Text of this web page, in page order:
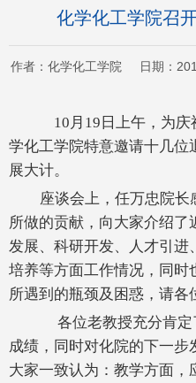
化学化工学院召
作者：化学化工学院 日期：
10月19日上午，为庆
学化工学院特意邀请十几位
展大计。
座谈会上，任万忠院
所做的贡献，向大家介绍
发展、科研开发、人才引进
培养等方面工作情况，同时
所遇到的瓶颈及困惑，请各
各位老教授充分肯定
成绩，同时对化院的下一步
大家一致认为：教学方面